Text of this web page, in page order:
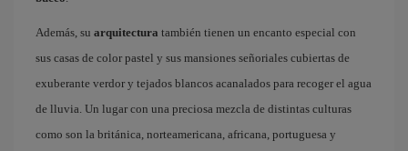
Además, su arquitectura también tienen un encanto especial con
sus casas de color pastel y sus mansiones señoriales cubiertas de
exuberante verdor y tejados blancos acanalados para recoger el agua
de lluvia. Un lugar con una preciosa mezcla de distintas culturas
como son la británica, norteamericana, africana, portuguesa y